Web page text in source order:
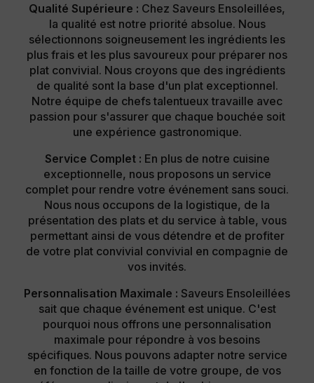
Qualité Supérieure : Chez Saveurs Ensoleillées,
la qualité est notre priorité absolue. Nous
sélectionnons soigneusement les ingrédients les
plus frais et les plus savoureux pour préparer nos
plat convivial. Nous croyons que des ingrédients
de qualité sont la base d'un plat exceptionnel.
Notre équipe de chefs talentueux travaille avec
passion pour s'assurer que chaque bouchée soit
une expérience gastronomique.
Service Complet : En plus de notre cuisine
exceptionnelle, nous proposons un service
complet pour rendre votre événement sans souci.
Nous nous occupons de la logistique, de la
présentation des plats et du service à table, vous
permettant ainsi de vous détendre et de profiter
de votre plat convivial convivial en compagnie de
vos invités.
Personnalisation Maximale : Saveurs Ensoleillées
sait que chaque événement est unique. C'est
pourquoi nous offrons une personnalisation
maximale pour répondre à vos besoins
spécifiques. Nous pouvons adapter notre service
en fonction de la taille de votre groupe, de vos